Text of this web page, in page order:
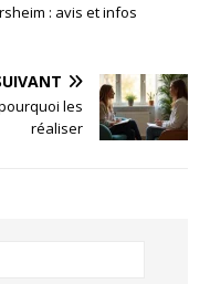
: avis et infos
les
réaliser